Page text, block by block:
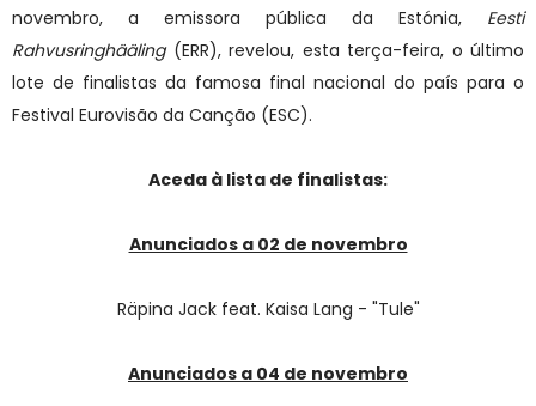
novembro, a emissora pública da Estónia, Eesti
Rahvusringhääling(ERR), revelou, esta terça-feira, o último
lote de finalistas da famosa final nacional do país para o
Festival Eurovisão da Canção (ESC).
Aceda à lista de finalistas:
Anunciados a 02 de novembro
Räpina Jack feat. Kaisa Lang - "Tule"
Anunciados a 04 de novembro